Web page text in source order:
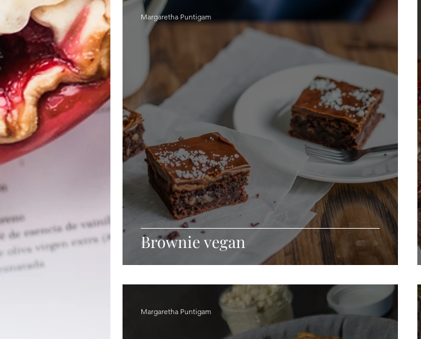
Brownie vegan
Margaretha Puntigam
Margaretha Puntigam